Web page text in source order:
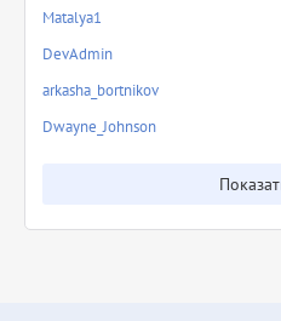
Matalya1
DevAdmin
arkasha_bortnikov
Dwayne_Johnson